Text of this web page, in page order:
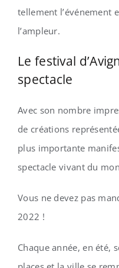
tellement l’événement
l’ampleur.
Le festival
spectacle
Avec son nombre
de créations
plus importante
spectacle vivant du
Vous ne devez pas
2022 !
Chaque année, en été,